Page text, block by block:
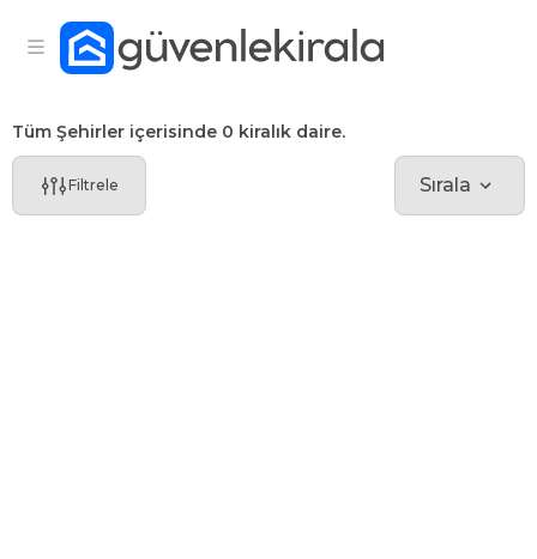
Tüm Şehirler içerisinde 0 kiralık daire.
Filtrele Sırala